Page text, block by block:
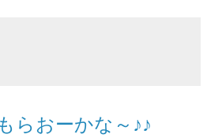
らおーかな～♪♪